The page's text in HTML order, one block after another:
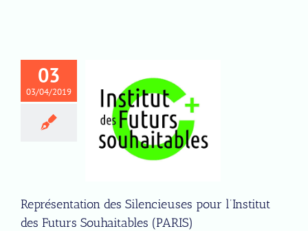
03
03/04/2019
Représentation des
Silencieuses pour
l’Institut des Futurs
Souhaitables
Représentation des Silencieuses pour l’Institut
des Futurs Souhaitables (PARIS)